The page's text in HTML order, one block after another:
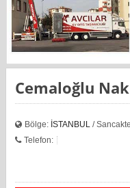
Cemaloğlu
Bölge: İSTANBUL /
Telefon: